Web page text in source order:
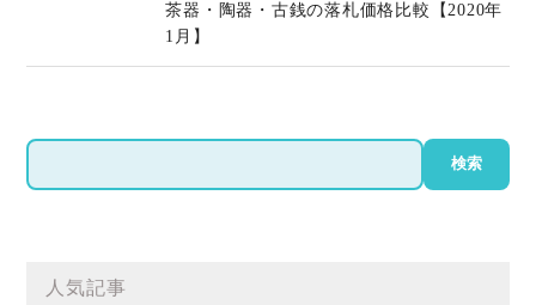
茶器・陶器・古銭の落札価格比較【2020年
1月】
検
索
検索
人気記事